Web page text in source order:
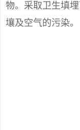
物。采取卫生填
壤及空气的污染。